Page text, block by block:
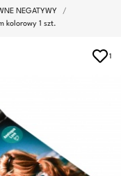
NEGATYWY
kolorowy 1 szt.
1